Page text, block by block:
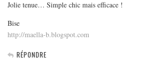
Jolie tenue… Simple chic mais efficace !
Bise
http://maella-b.blogspot.com
RÉPONDRE